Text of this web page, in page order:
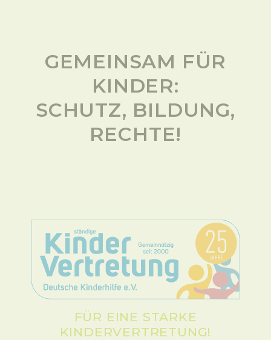
GEMEINSAM FÜR
KINDER:
SCHUTZ, BILDUNG,
RECHTE!
FÜR EINE STARKE
KINDERVERTRETUNG!